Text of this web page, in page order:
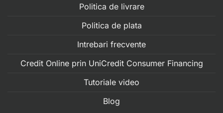
Politica de livrare
Politica de plata
Intrebari frecvente
Credit Online prin UniCredit Consumer Financing
Tutoriale video
Blog